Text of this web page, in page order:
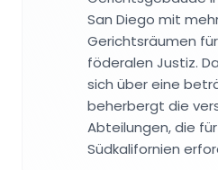
San Diego mit
Gerichtsräumen
föderalen Justiz.
sich über eine
beherbergt die
Abteilungen, die
Südkalifornien